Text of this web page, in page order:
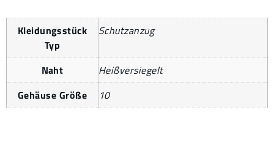
Kleidungsstück
Typ
Schutzanzug
Naht
Heißversiegelt
Gehäuse Größe
10